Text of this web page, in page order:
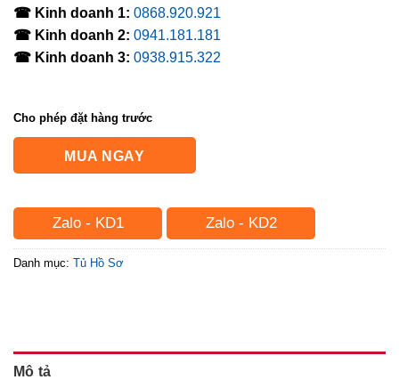
☎ Kinh doanh 1: 0868.920.921
☎ Kinh doanh 2: 0941.181.181
☎ Kinh doanh 3: 0938.915.322
Cho phép đặt hàng trước
MUA NGAY
Zalo - KD1 Zalo - KD2
Danh mục: Tủ Hồ Sơ
Mô tả